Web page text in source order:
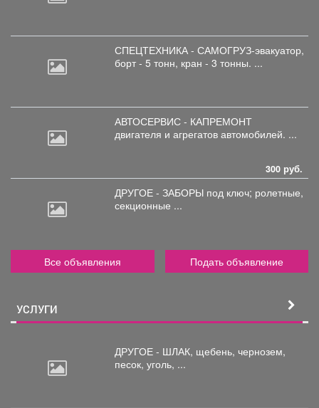
СПЕЦТЕХНИКА - САМОГРУЗ-эвакуатор,
борт - 5 тонн, кран - 3 тонны. ...
АВТОСЕРВИС - КАПРЕМОНТ
двигателя и агрегатов автомобилей. ...
300 руб.
ДРУГОЕ - ЗАБОРЫ под ключ; ролетные,
секционные ...
Все объявления Подать объявление
УСЛУГИ
ДРУГОЕ - ШЛАК, щебень, чернозем,
песок, уголь, ...